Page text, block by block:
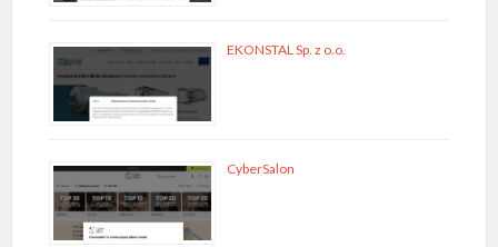
EKONSTAL Sp. z o.o.
CyberSalon